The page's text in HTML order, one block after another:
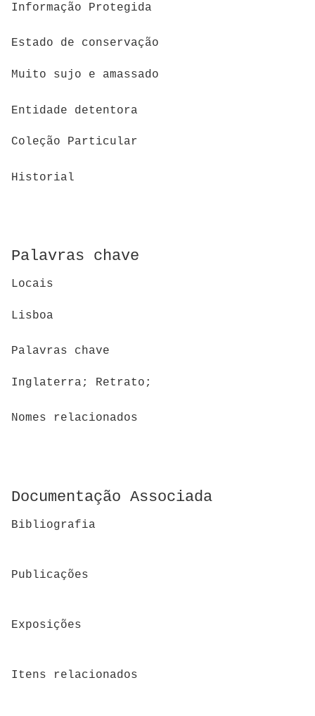
Informação Protegida
Estado de conservação
Muito sujo e amassado
Entidade detentora
Coleção Particular
Historial
Palavras chave
Locais
Lisboa
Palavras chave
Inglaterra; Retrato;
Nomes relacionados
Documentação Associada
Bibliografia
Publicações
Exposições
Itens relacionados